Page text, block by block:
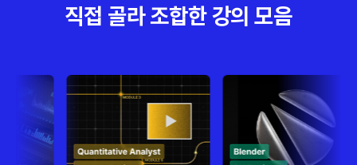
직접 골라 조합한 강의 모음